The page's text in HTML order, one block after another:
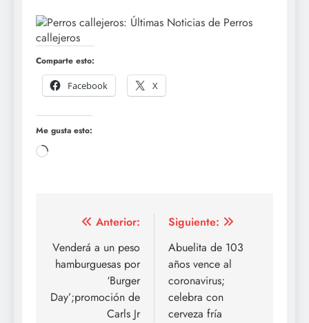
Comparte esto:
Facebook
X
Me gusta esto:
Cargando...
Navegación
de
entradas
Anterior:
Venderá a un peso
hamburguesas por
‘Burger
Day’;promoción de
Carls Jr
Siguiente:
Abuelita de 103
años vence al
coronavirus;
celebra con
cerveza fría